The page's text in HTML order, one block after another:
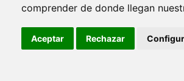
comprender de donde llegan
Aceptar Rechazar